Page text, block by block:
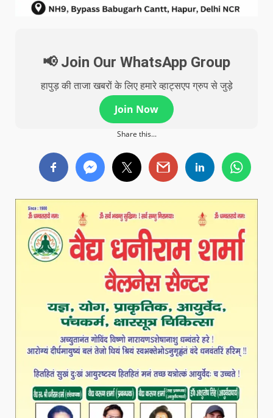
📢 Join Our WhatsApp Group
हापुड़ की ताजा खबरों के लिए हमारे व्हाट्सएप ग्रुप से जुड़े
Join Now
Share this...